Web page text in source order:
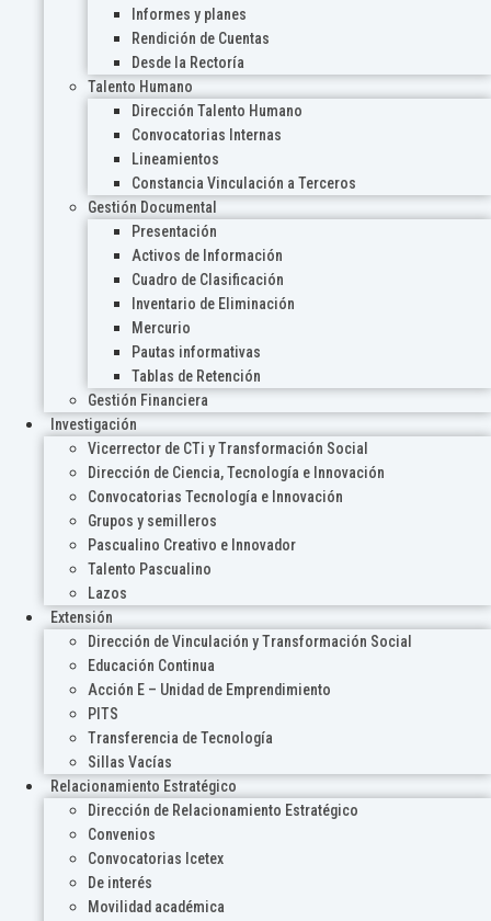
Informes y planes
Rendición de Cuentas
Desde la Rectoría
Talento Humano
Dirección Talento Humano
Convocatorias Internas
Lineamientos
Constancia Vinculación a Terceros
Gestión Documental
Presentación
Activos de Información
Cuadro de Clasificación
Inventario de Eliminación
Mercurio
Pautas informativas
Tablas de Retención
Gestión Financiera
Investigación
Vicerrector de CTi y Transformación Social
Dirección de Ciencia, Tecnología e Innovación
Convocatorias Tecnología e Innovación
Grupos y semilleros
Pascualino Creativo e Innovador
Talento Pascualino
Lazos
Extensión
Dirección de Vinculación y Transformación Social
Educación Continua
Acción E – Unidad de Emprendimiento
PITS
Transferencia de Tecnología
Sillas Vacías
Relacionamiento Estratégico
Dirección de Relacionamiento Estratégico
Convenios
Convocatorias Icetex
De interés
Movilidad académica